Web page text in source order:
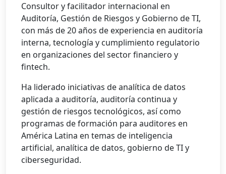
Consultor y facilitador internacional en
Auditoría, Gestión de Riesgos y Gobierno de TI,
con más de 20 años de experiencia en auditoría
interna, tecnología y cumplimiento regulatorio
en organizaciones del sector financiero y
fintech.
Ha liderado iniciativas de analítica de datos
aplicada a auditoría, auditoría continua y
gestión de riesgos tecnológicos, así como
programas de formación para auditores en
América Latina en temas de inteligencia
artificial, analítica de datos, gobierno de TI y
ciberseguridad.